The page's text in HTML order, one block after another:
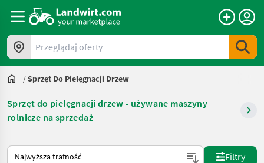
Przeglądaj oferty
/Sprzęt Do Pielęgnacji Drzew
Sprzęt do pielęgnacji drzew - używane maszyny
rolnicze na sprzedaż
Tak sortuje się na Landwirt.com
Filtry